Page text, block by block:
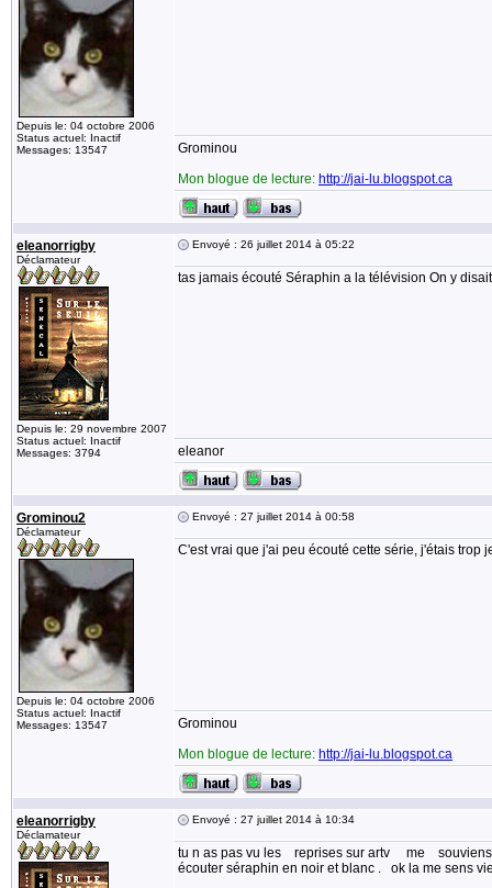
Depuis le: 04 octobre 2006
Status actuel: Inactif
Messages: 13547
Grominou
Mon blogue de lecture: http://jai-lu.blogspot.ca
eleanorrigby
Déclamateur
Depuis le: 29 novembre 2007
Status actuel: Inactif
Messages: 3794
Envoyé : 26 juillet 2014 à 05:22
tas jamais écouté Séraphin a la télévision On y
eleanor
Grominou2
Déclamateur
Depuis le: 04 octobre 2006
Status actuel: Inactif
Messages: 13547
Envoyé : 27 juillet 2014 à 00:58
C'est vrai que j'ai peu écouté cette série, j'étais trop
Grominou
Mon blogue de lecture: http://jai-lu.blogspot.ca
eleanorrigby
Déclamateur
Envoyé : 27 juillet 2014 à 10:34
tu n as pas vu les reprises sur artv me souviens
écouter séraphin en noir et blanc . ok la me sens